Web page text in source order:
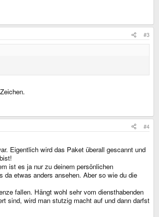
#3
#4
Eigentlich wird das Paket überall gescannt und
ist es ja nur zu deinem persönlichen
etwas anders ansehen. Aber so wie du die
fallen. Hängt wohl sehr vom diensthabenden
sind, wird man stutzig macht auf und dann darfst